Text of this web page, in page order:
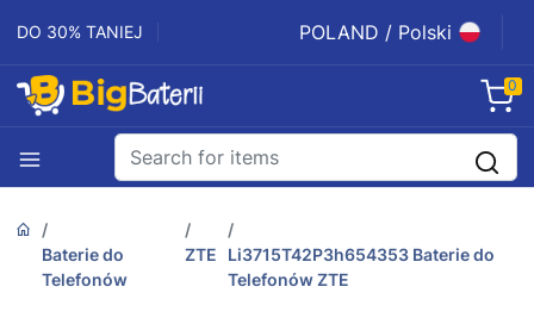
DO 30% TANIEJ POLAND / Polski
0
Baterie do
Telefonów
ZTE
Li3715T42P3h654353 Baterie do
Telefonów ZTE